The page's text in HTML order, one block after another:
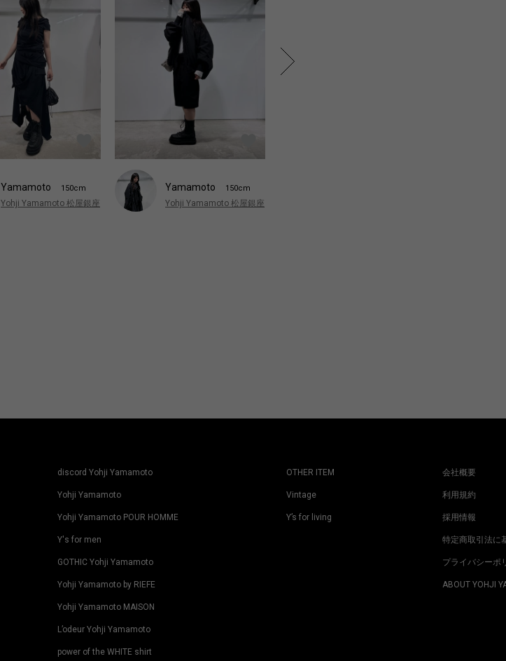
Yamamoto 150cm
Yohji Yamamoto 松屋銀座
Yamamoto 150cm
Yohji Yamamoto 松屋銀座
discord Yohji Yamamoto
Yohji Yamamoto
Yohji Yamamoto POUR HOMME
Y's for men
GOTHIC Yohji Yamamoto
Yohji Yamamoto by RIEFE
Yohji Yamamoto MAISON
L’odeur Yohji Yamamoto
power of the WHITE shirt
OTHER ITEM
Vintage
Y’s for living
会社概要
利用規約
採用情報
特定商取引法に
プライバシーポ
ABOUT YOHJI